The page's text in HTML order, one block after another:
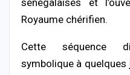
Royaume chérifien.
Cette séquence
symbolique à